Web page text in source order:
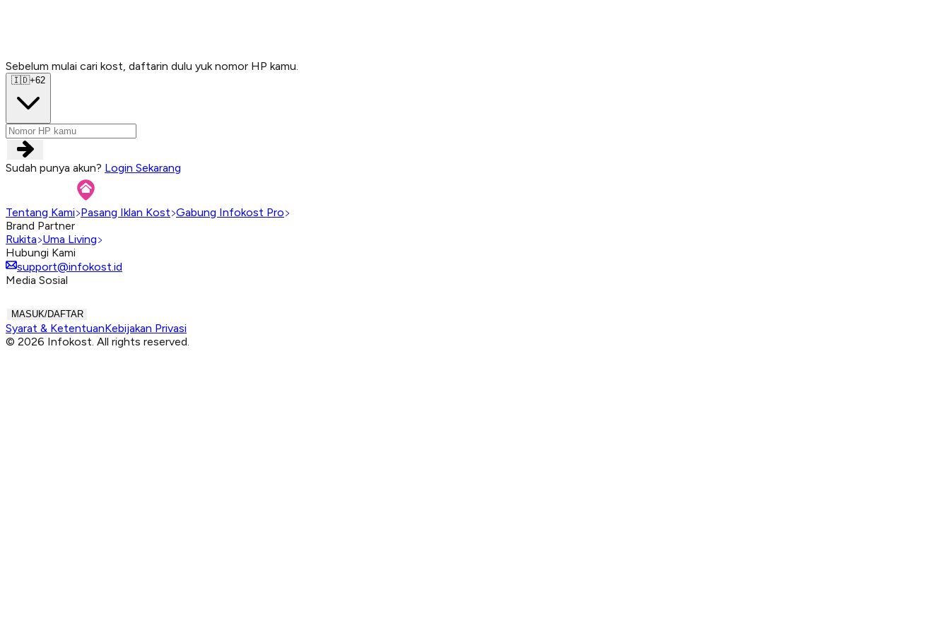
Sebelum mulai cari kost, daftarin dulu yuk nomor HP kamu.
🇮🇩+62
Sudah punya akun? Login Sekarang
Tentang Kami Pasang Iklan Kost Gabung Infokost Pro
Brand Partner
Rukita Uma Living
Hubungi Kami
support@infokost.id
Media Sosial
MASUK/DAFTAR
Syarat & KetentuanKebijakan Privasi
© 2026 Infokost. All rights reserved.